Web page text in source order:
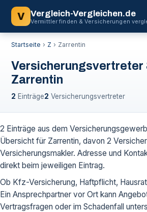
V Vergleich-Vergleichen.de
Vermittler finden & Versicherungen
Startseite › Z › Zarrentin
Versicherungsvertreter
Zarrentin
2 Einträge2 Versicherungsvertreter
2 Einträge aus dem
Übersicht für Zarrentin, davon 2
Versicherungsmakler. Adresse und
direkt beim jeweiligen Eintrag.
Ob Kfz-Versicherung, Haftpflicht,
Ein Ansprechpartner vor Ort kann
Vertragsfragen oder im Schadenfall